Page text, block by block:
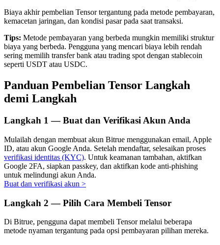
Investasi Otomatis
Raih keuntungan jangka panjang dan kepentingan fleksibel
Pelajari Staking
Biaya akhir pembelian Tensor tergantung pada metode pembayaran,
kemacetan jaringan, dan kondisi pasar pada saat transaksi.
Tips: Metode pembayaran yang berbeda mungkin memiliki struktur
biaya yang berbeda. Pengguna yang mencari biaya lebih rendah
sering memilih transfer bank atau trading spot dengan stablecoin
seperti USDT atau USDC.
Panduan Pembelian Tensor Langkah
demi Langkah
Langkah 1 —Buat dan Verifikasi Akun Anda
Mulailah dengan membuat akun Bitrue menggunakan email, Apple
ID, atau akun Google Anda. Setelah mendaftar, selesaikan proses
verifikasi identitas (KYC). Untuk keamanan tambahan, aktifkan
Google 2FA, siapkan passkey, dan aktifkan kode anti-phishing
untuk melindungi akun Anda.
Buat dan verifikasi akun >
Langkah 2 — Pilih Cara Membeli Tensor
Di Bitrue, pengguna dapat membeli Tensor melalui beberapa
metode nyaman tergantung pada opsi pembayaran pilihan mereka.